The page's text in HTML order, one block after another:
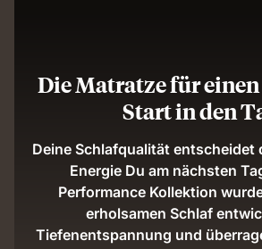
Die Matratze für
Start in den
Deine Schlafqualität entscheidet
Energie Du am nächsten
Performance Kollektion
erholsamen Schlaf
Tiefenentspannung und